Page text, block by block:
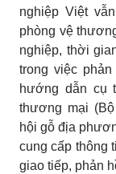
nghiệp Việt
phòng vệ
nghiệp, thời
trong việc
hướng dẫn cụ
thương mại
hội gỗ địa
cung cấp thông
giao tiếp, phản